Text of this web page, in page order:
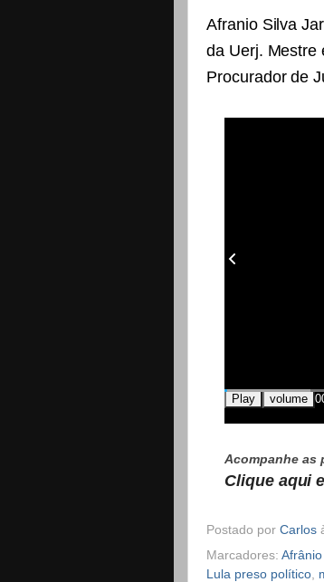
Afranio Silva
da Uerj. Mestre
Procurador de
Play volume
Acompanhe as
Clique aqui
Postado por Carlos
Marcadores:
Lula preso político